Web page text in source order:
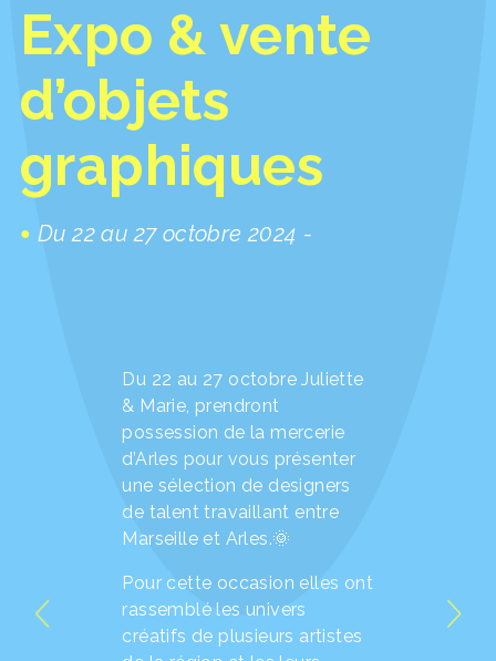
Expo & vente
d’objets
graphiques
Du 22 au 27 octobre 2024 -
Du 22 au 27 octobre Juliette
& Marie, prendront
possession de la mercerie
d’Arles pour vous présenter
une sélection de designers
de talent travaillant entre
Marseille et Arles.🌞
Pour cette occasion elles ont
rassemblé les univers
créatifs de plusieurs artistes